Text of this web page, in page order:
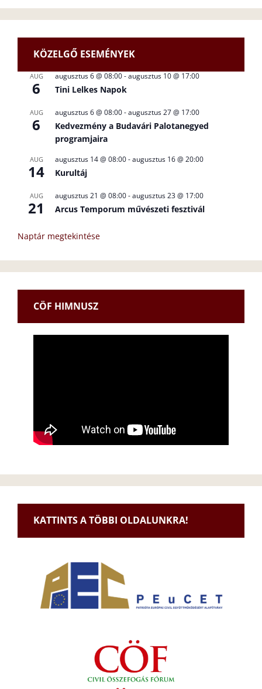
KÖZELGŐ ESEMÉNYEK
AUG
6
augusztus 6 @ 08:00-augusztus 10 @ 17:00
Tini Lelkes Napok
AUG
6
augusztus 6 @ 08:00-augusztus 27 @ 17:00
Kedvezmény a Budavári Palotanegyed
programjaira
AUG
14
augusztus 14 @ 08:00-augusztus 16 @ 20:00
Kurultáj
AUG
21
augusztus 21 @ 08:00-augusztus 23 @ 17:00
Arcus Temporum művészeti fesztivál
Naptár megtekintése
CÖF HIMNUSZ
KATTINTS A TÖBBI OLDALUNKRA!